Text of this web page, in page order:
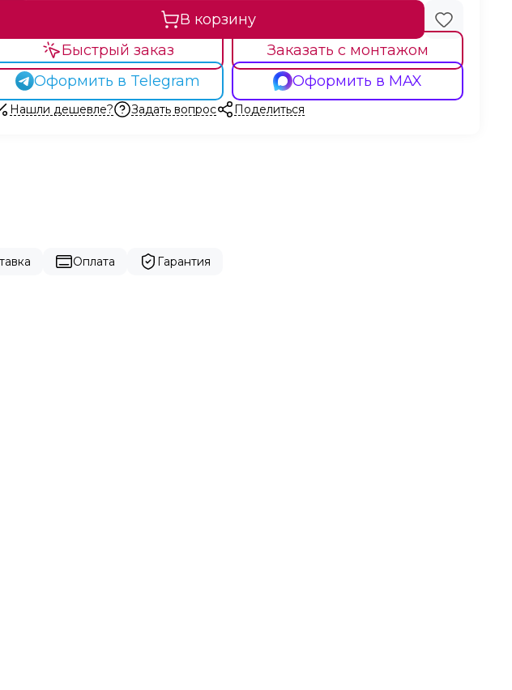
В корзину
Быстрый заказ
Заказать с монтажом
Оформить в Telegram
Оформить в MAX
Нашли дешевле? Задать вопрос Поделиться
Оплата Гарантия